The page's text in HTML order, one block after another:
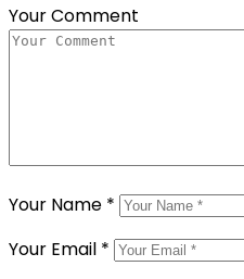
Your Comment
Your Name *
Your Email *